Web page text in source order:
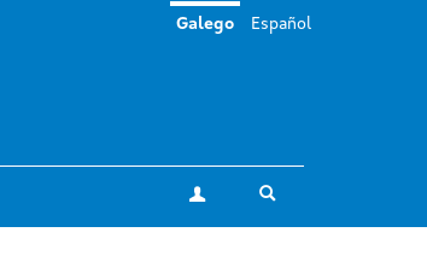
A miña conta
Galego Español